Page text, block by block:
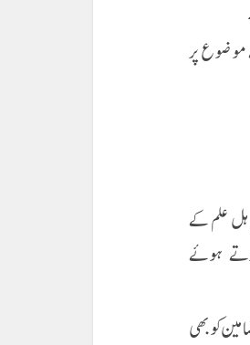
موضوع پر
علم کے
ہوئے
کو بھی